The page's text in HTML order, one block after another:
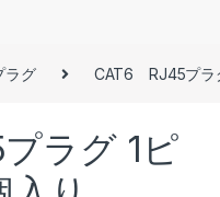
ラグ CAT6 RJ45プラ
ラグ 1ピ